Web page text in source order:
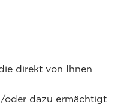
direkt von Ihnen
oder dazu ermächtigt